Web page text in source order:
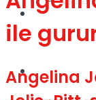
Gündem
Yaşam
ile
Angelina